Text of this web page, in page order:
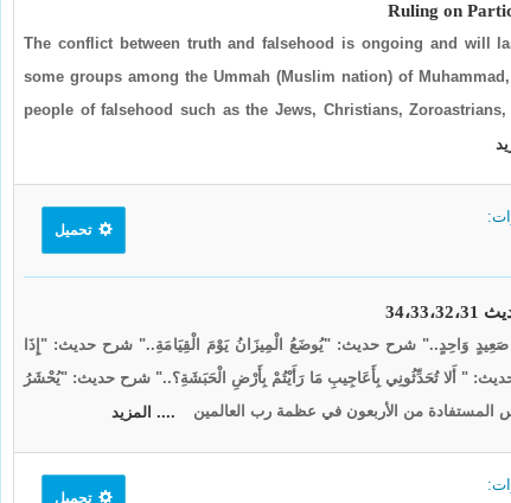
Ruling on
The conflict between truth and falsehood is ongoing and will
some groups among the Ummah (Muslim nation) of
people of falsehood such as the Jews, Christians,
تحميل
صَعِيدٍ وَاحِدٍ.." شرح حديث: "يُوضَعُ الْمِيزَانُ يَوْمَ الْقِيَامَةِ.." شرح حديث: "إِذَا
" أَلا تُحَدِّثُونِي بِأَعَاجِيبِ مَا رَأَيْتُمْ بِأَرْضِ الْحَبَشَةِ؟.." شرح حديث: "يُحْشَرُ
المستفادة من الأربعون في عظمة رب العالمين
.... المزيد
تحميل